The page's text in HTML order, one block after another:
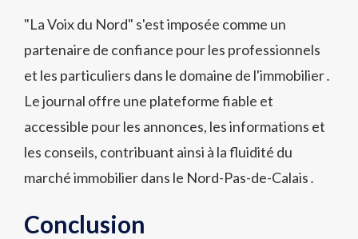
"La Voix du Nord" s'est imposée comme un
partenaire de confiance pour les professionnels
et les particuliers dans le domaine de l'immobilier․
Le journal offre une plateforme fiable et
accessible pour les annonces, les informations et
les conseils, contribuant ainsi à la fluidité du
marché immobilier dans le Nord-Pas-de-Calais․
Conclusion